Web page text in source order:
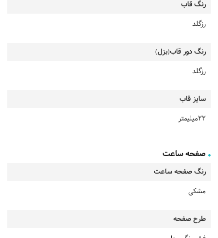
رنگ قاب
رزگلد
رنگ دور قاب(بزل)
رزگلد
سایز قاب
22میلیمتر
صفحه ساعت
رنگ صفحه ساعت
مشکی
طرح صفحه